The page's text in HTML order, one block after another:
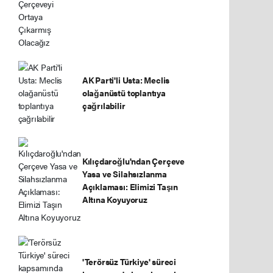
AK Parti'li Usta: Meclis
olağanüstü toplantıya
çağrılabilir
Kılıçdaroğlu'ndan Çerçeve
Yasa ve Silahsızlanma
Açıklaması: Elimizi Taşın
Altına Koyuyoruz
'Terörsüz Türkiye' süreci